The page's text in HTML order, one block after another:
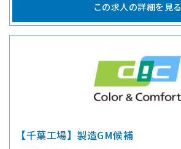
この求人の詳細を見る
【千葉工場】製造GM候補